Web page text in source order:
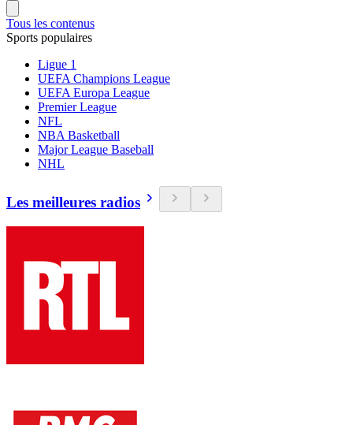
Tous les contenus
Sports populaires
Ligue 1
UEFA Champions League
UEFA Europa League
Premier League
NFL
NBA Basketball
Major League Baseball
NHL
Les meilleures radios